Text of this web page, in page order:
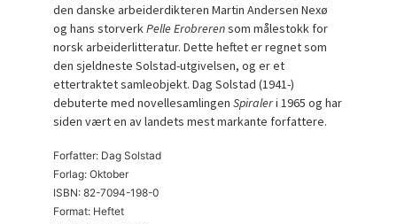
den danske arbeiderdikteren Martin Andersen Nexø
og hans storverkPelle Erobrerensom målestokk for
norsk arbeiderlitteratur. Dette heftet er regnet som
den sjeldneste Solstad-utgivelsen, og er et
ettertraktet samleobjekt. Dag Solstad (1941-)
debuterte med novellesamlingenSpiraleri 1965 og har
siden vært en av landets mest markante forfattere.
Forfatter: Dag Solstad
Forlag: Oktober
ISBN: 82-7094-198-0
Format: Heftet